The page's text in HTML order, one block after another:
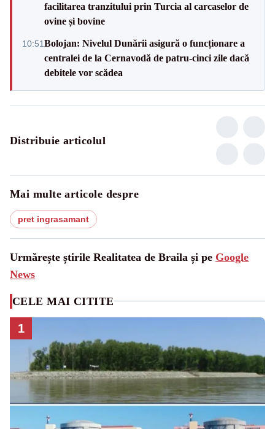
facilitarea tranzitului prin Turcia al carcaselor de
ovine și bovine
10:51Bolojan: Nivelul Dunării asigură o funcționare a
centralei de la Cernavodă de patru-cinci zile dacă
debitele vor scădea
Distribuie articolul
Mai multe articole despre
pret ingrasamant
Urmărește știrile Realitatea de Braila și pe Google
News
CELE MAI CITITE
1